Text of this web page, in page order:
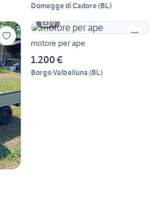
Domegge di Cadore(BL)
6
motore per ape
1.200 €
Borgo Valbelluna (BL)